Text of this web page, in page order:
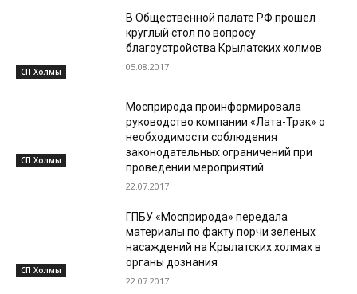
СП Холмы
В Общественной палате РФ прошел
круглый стол по вопросу
благоустройства Крылатских холмов
05.08.2017
СП Холмы
Мосприрода проинформировала
руководство компании «Лата-Трэк» о
необходимости соблюдения
законодательных ограничений при
проведении мероприятий
22.07.2017
СП Холмы
ГПБУ «Мосприрода» передала
материалы по факту порчи зеленых
насаждений на Крылатских холмах в
органы дознания
22.07.2017